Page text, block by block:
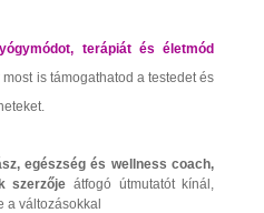
terápiát és életmód
is támogathatod a testedet és
egészség és wellness coach,
szerzője átfogó útmutatót kínál,
a változásokkal